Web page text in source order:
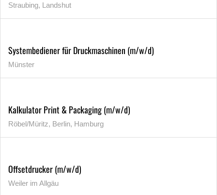
Straubing, Landshut
Systembediener für Druckmaschinen (m/w/d)
Münster
Kalkulator Print & Packaging (m/w/d)
Röbel/Müritz, Berlin, Hamburg
Offsetdrucker (m/w/d)
Weiler im Allgäu